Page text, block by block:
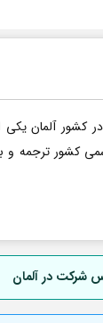
کشور آلمان یکی
کشور ترجمه
شرکت در آلمان